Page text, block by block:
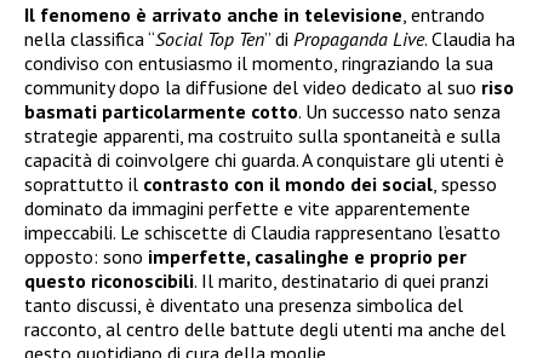
Il fenomeno è arrivato anche in televisione , entrando
nella classifica “Social Top Ten” di Propaganda Live. Claudia ha
condiviso con entusiasmo il momento, ringraziando la sua
community dopo la diffusione del video dedicato al suo riso
basmati particolarmente cotto. Un successo nato senza
strategie apparenti, ma costruito sulla spontaneità e sulla
capacità di coinvolgere chi guarda. A conquistare gli utenti è
soprattutto il contrasto con il mondo dei social , spesso
dominato da immagini perfette e vite apparentemente
impeccabili. Le schiscette di Claudia rappresentano l’esatto
opposto: sono imperfette, casalinghe e proprio per
questo riconoscibili. Il marito, destinatario di quei pranzi
tanto discussi, è diventato una presenza simbolica del
racconto, al centro delle battute degli utenti ma anche del
gesto quotidiano di cura della moglie.